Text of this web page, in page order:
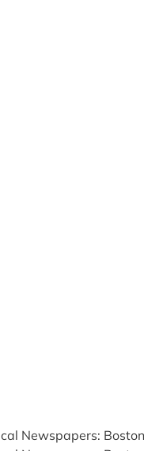
Newspapers: